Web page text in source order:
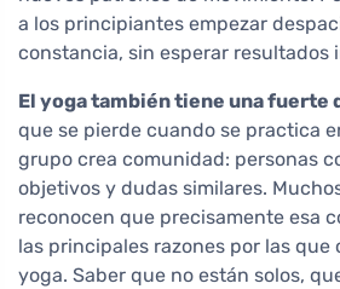
a los principiantes empezar
constancia, sin esperar resultados
El yoga también tiene una fuerte
que se pierde cuando se practica
grupo crea comunidad: personas
objetivos y dudas similares.
reconocen que precisamente esa
las principales razones por las
yoga. Saber que no están solos,